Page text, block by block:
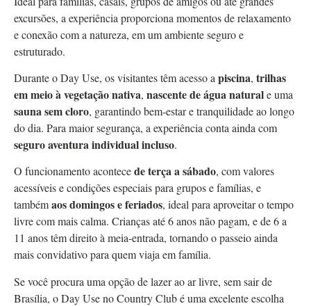
excursões, a experiência proporciona momentos de relaxamento
e conexão com a natureza, em um ambiente seguro e
estruturado.
Durante o Day Use, os visitantes têm acesso a piscina, trilhas
em meio à vegetação nativa, nascente de água naturale uma
sauna sem cloro, garantindo bem-estar e tranquilidade ao longo
do dia. Para maior segurança, a experiência conta ainda com
seguro aventura individual incluso.
O funcionamento acontecede terça a sábado, com valores
acessíveis e condições especiais para grupos e famílias, e
tambémaos domingos e feriados, ideal para aproveitar o tempo
livre com mais calma. Crianças até 6 anos não pagam, e de 6 a
11 anos têm direito à meia-entrada, tornando o passeio ainda
mais convidativo para quem viaja em família.
Se você procura uma opção de lazer ao ar livre, sem sair de
Brasília, o Day Use no Country Club é uma excelente escolha